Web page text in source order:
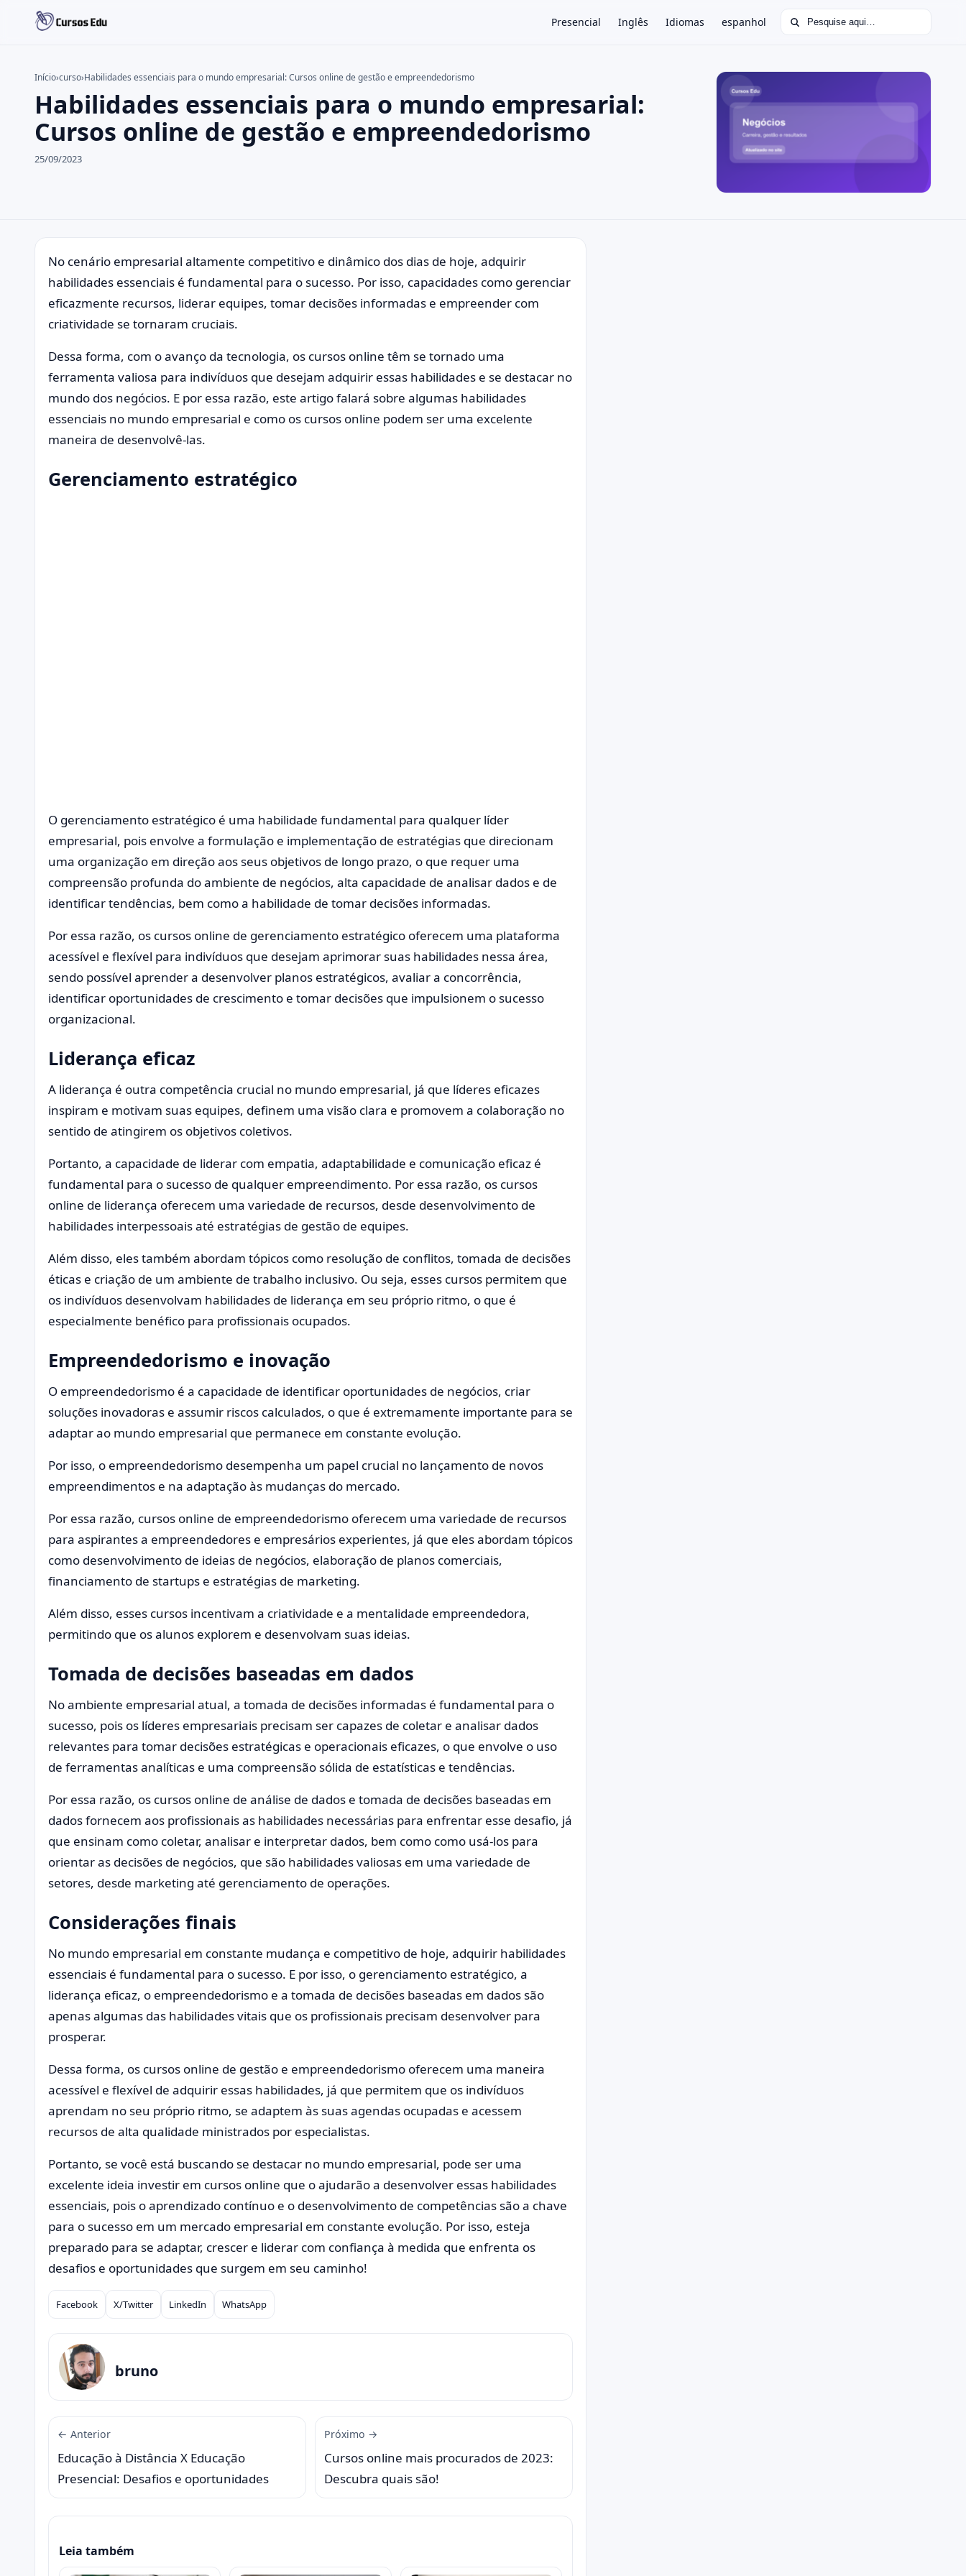
Presencial Inglês Idiomas espanhol Buscar por:
Buscar no site ×
Buscar por:
Pressione Enter para buscar ou ESC para fechar.
Início›curso›Habilidades essenciais para o mundo empresarial: Cursos online de gestão e empreendedorismo
Habilidades essenciais para o mundo empresarial:
Cursos online de gestão e empreendedorismo
25/09/2023
No cenário empresarial altamente competitivo e dinâmico dos dias de hoje, adquirir
habilidades essenciais é fundamental para o sucesso. Por isso, capacidades como gerenciar
eficazmente recursos, liderar equipes, tomar decisões informadas e empreender com
criatividade se tornaram cruciais.
Dessa forma, com o avanço da tecnologia, os cursos online têm se tornado uma
ferramenta valiosa para indivíduos que desejam adquirir essas habilidades e se destacar no
mundo dos negócios. E por essa razão, este artigo falará sobre algumas habilidades
essenciais no mundo empresarial e como os cursos online podem ser uma excelente
maneira de desenvolvê-las.
Gerenciamento estratégico
O gerenciamento estratégico é uma habilidade fundamental para qualquer líder
empresarial, pois envolve a formulação e implementação de estratégias que direcionam
uma organização em direção aos seus objetivos de longo prazo, o que requer uma
compreensão profunda do ambiente de negócios, alta capacidade de analisar dados e de
identificar tendências, bem como a habilidade de tomar decisões informadas.
Por essa razão, os cursos online de gerenciamento estratégico oferecem uma plataforma
acessível e flexível para indivíduos que desejam aprimorar suas habilidades nessa área,
sendo possível aprender a desenvolver planos estratégicos, avaliar a concorrência,
identificar oportunidades de crescimento e tomar decisões que impulsionem o sucesso
organizacional.
Liderança eficaz
A liderança é outra competência crucial no mundo empresarial, já que líderes eficazes
inspiram e motivam suas equipes, definem uma visão clara e promovem a colaboração no
sentido de atingirem os objetivos coletivos.
Portanto, a capacidade de liderar com empatia, adaptabilidade e comunicação eficaz é
fundamental para o sucesso de qualquer empreendimento. Por essa razão, os cursos
online de liderança oferecem uma variedade de recursos, desde desenvolvimento de
habilidades interpessoais até estratégias de gestão de equipes.
Além disso, eles também abordam tópicos como resolução de conflitos, tomada de decisões
éticas e criação de um ambiente de trabalho inclusivo. Ou seja, esses cursos permitem que
os indivíduos desenvolvam habilidades de liderança em seu próprio ritmo, o que é
especialmente benéfico para profissionais ocupados.
Empreendedorismo e inovação
O empreendedorismo é a capacidade de identificar oportunidades de negócios, criar
soluções inovadoras e assumir riscos calculados, o que é extremamente importante para se
adaptar ao mundo empresarial que permanece em constante evolução.
Por isso, o empreendedorismo desempenha um papel crucial no lançamento de novos
empreendimentos e na adaptação às mudanças do mercado.
Por essa razão, cursos online de empreendedorismo oferecem uma variedade de recursos
para aspirantes a empreendedores e empresários experientes, já que eles abordam tópicos
como desenvolvimento de ideias de negócios, elaboração de planos comerciais,
financiamento de startups e estratégias de marketing.
Além disso, esses cursos incentivam a criatividade e a mentalidade empreendedora,
permitindo que os alunos explorem e desenvolvam suas ideias.
Tomada de decisões baseadas em dados
No ambiente empresarial atual, a tomada de decisões informadas é fundamental para o
sucesso, pois os líderes empresariais precisam ser capazes de coletar e analisar dados
relevantes para tomar decisões estratégicas e operacionais eficazes, o que envolve o uso
de ferramentas analíticas e uma compreensão sólida de estatísticas e tendências.
Por essa razão, os cursos online de análise de dados e tomada de decisões baseadas em
dados fornecem aos profissionais as habilidades necessárias para enfrentar esse desafio, já
que ensinam como coletar, analisar e interpretar dados, bem como como usá-los para
orientar as decisões de negócios, que são habilidades valiosas em uma variedade de
setores, desde marketing até gerenciamento de operações.
Considerações finais
No mundo empresarial em constante mudança e competitivo de hoje, adquirir habilidades
essenciais é fundamental para o sucesso. E por isso, o gerenciamento estratégico, a
liderança eficaz, o empreendedorismo e a tomada de decisões baseadas em dados são
apenas algumas das habilidades vitais que os profissionais precisam desenvolver para
prosperar.
Dessa forma, os cursos online de gestão e empreendedorismo oferecem uma maneira
acessível e flexível de adquirir essas habilidades, já que permitem que os indivíduos
aprendam no seu próprio ritmo, se adaptem às suas agendas ocupadas e acessem
recursos de alta qualidade ministrados por especialistas.
Portanto, se você está buscando se destacar no mundo empresarial, pode ser uma
excelente ideia investir em cursos online que o ajudarão a desenvolver essas habilidades
essenciais, pois o aprendizado contínuo e o desenvolvimento de competências são a chave
para o sucesso em um mercado empresarial em constante evolução. Por isso, esteja
preparado para se adaptar, crescer e liderar com confiança à medida que enfrenta os
desafios e oportunidades que surgem em seu caminho!
Compartilhar
Facebook X/Twitter LinkedIn WhatsApp
bruno
← Anterior
Educação à Distância X Educação
Presencial: Desafios e oportunidades
Próximo →
Cursos online mais procurados de 2023:
Descubra quais são!
Leia também